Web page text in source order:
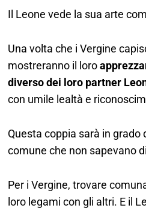
Il Leone vede la sua arte
Una volta che i Vergine
mostreranno il loro
diverso dei loro partner
con umile lealtà e
Questa coppia sarà in grado
comune che non sapevano
Per i Vergine, trovare
loro legami con gli altri. E il